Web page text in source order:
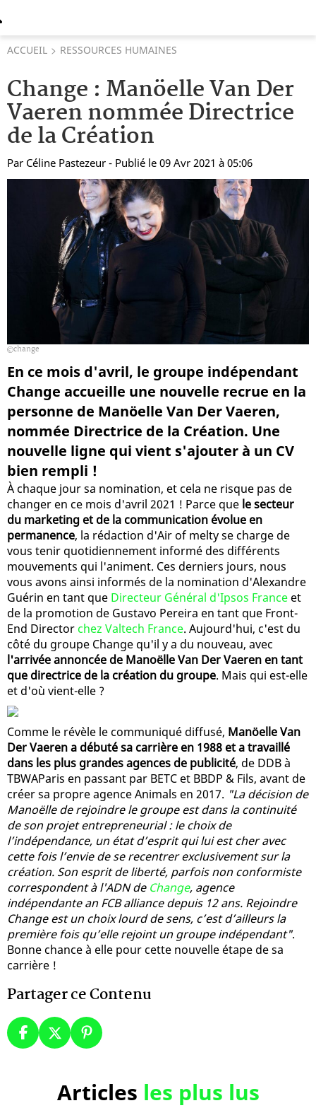
ACCUEIL RESSOURCES HUMAINES
Change : Manöelle Van Der
Vaeren nommée Directrice
de la Création
Par Céline Pastezeur - Publié le 09 Avr 2021 à 05:06
change
En ce mois d'avril, le groupe indépendant
Change accueille une nouvelle recrue en la
personne de Manöelle Van Der Vaeren,
nommée Directrice de la Création. Une
nouvelle ligne qui vient s'ajouter à un CV
bien rempli !
À chaque jour sa nomination, et cela ne risque pas de
changer en ce mois d'avril 2021 ! Parce que le secteur
du marketing et de la communication évolue en
permanence, la rédaction d'Air of melty se charge de
vous tenir quotidiennement informé des différents
mouvements qui l'animent. Ces derniers jours, nous
vous avons ainsi informés de la nomination d'Alexandre
Guérin en tant que Directeur Général d'Ipsos France et
de la promotion de Gustavo Pereira en tant que Front-
End Director chez Valtech France. Aujourd'hui, c'est du
côté du groupe Change qu'il y a du nouveau, avec
l'arrivée annoncée de Manoëlle Van Der Vaeren en tant
que directrice de la création du groupe. Mais qui est-elle
et d'où vient-elle ?
Comme le révèle le communiqué diffusé, Manöelle Van
Der Vaeren a débuté sa carrière en 1988 et a travaillé
dans les plus grandes agences de publicité, de DDB à
TBWAParis en passant par BETC et BBDP & Fils, avant de
créer sa propre agence Animals en 2017. "La décision de
Manoëlle de rejoindre le groupe est dans la continuité
de son projet entrepreneurial : le choix de
l’indépendance, un état d’esprit qui lui est cher avec
cette fois l’envie de se recentrer exclusivement sur la
création. Son esprit de liberté, parfois non conformiste
correspondent à l'ADN de Change, agence
indépendante an FCB alliance depuis 12 ans. Rejoindre
Change est un choix lourd de sens, c’est d’ailleurs la
première fois qu’elle rejoint un groupe indépendant".
Bonne chance à elle pour cette nouvelle étape de sa
carrière !
Partager ce Contenu
Articles les plus lus